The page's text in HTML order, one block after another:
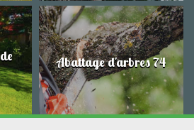
Abattage d'arbres 74